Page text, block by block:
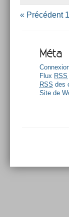
« Précédent 1
Méta
Flux RSS
RSS des
Site de